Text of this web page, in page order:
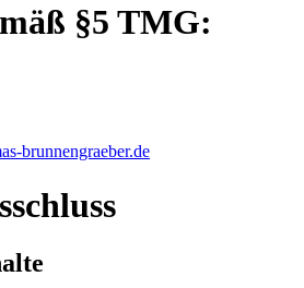
§5 TMG:
brunnengraeber.de